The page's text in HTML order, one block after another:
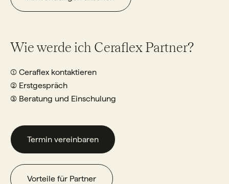
Wie werde ich Ceraflex Partner?
① Ceraflex kontaktieren
② Erstgespräch
③ Beratung und Einschulung
Termin vereinbaren
Vorteile für Partner